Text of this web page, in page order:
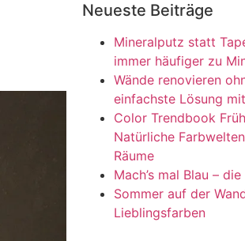
Neueste Beiträge
Mineralputz statt
immer häufiger zu
Wände renovieren
einfachste Lösung
Color Trendbook
Natürliche
Räume
Mach’s mal Blau –
Sommer auf der
Lieblingsfarben